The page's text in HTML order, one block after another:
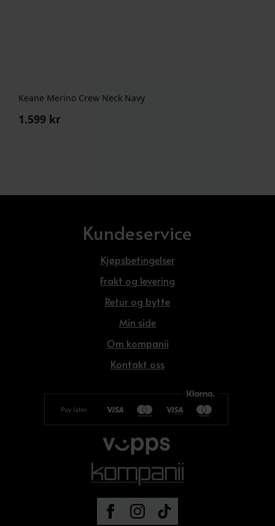
Keane Merino Crew Neck Navy
1.599 kr
Kundeservice
Kjøpsbetingelser
Frakt og levering
Retur og bytte
Min side
Om kompanii
Kontakt oss